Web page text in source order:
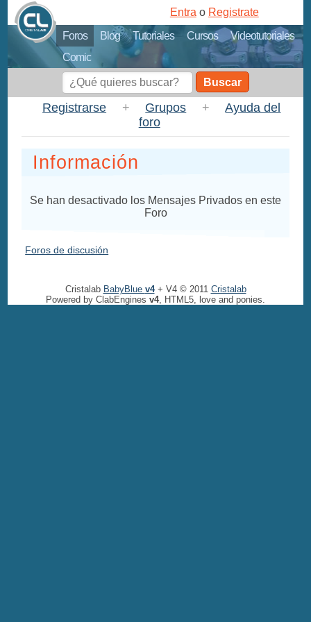
Foros Blog Tutoriales Cursos
Videotutoriales
Comic
Entra o Registrate
Buscar
Registrarse + Grupos +
Ayuda del
foro
Información
Se han desactivado los Mensajes Privados en este
Foro
Foros de discusión
Cristalab BabyBlue v4+ V4 © 2011 Cristalab
Powered by ClabEngines v4, HTML5, love and ponies.